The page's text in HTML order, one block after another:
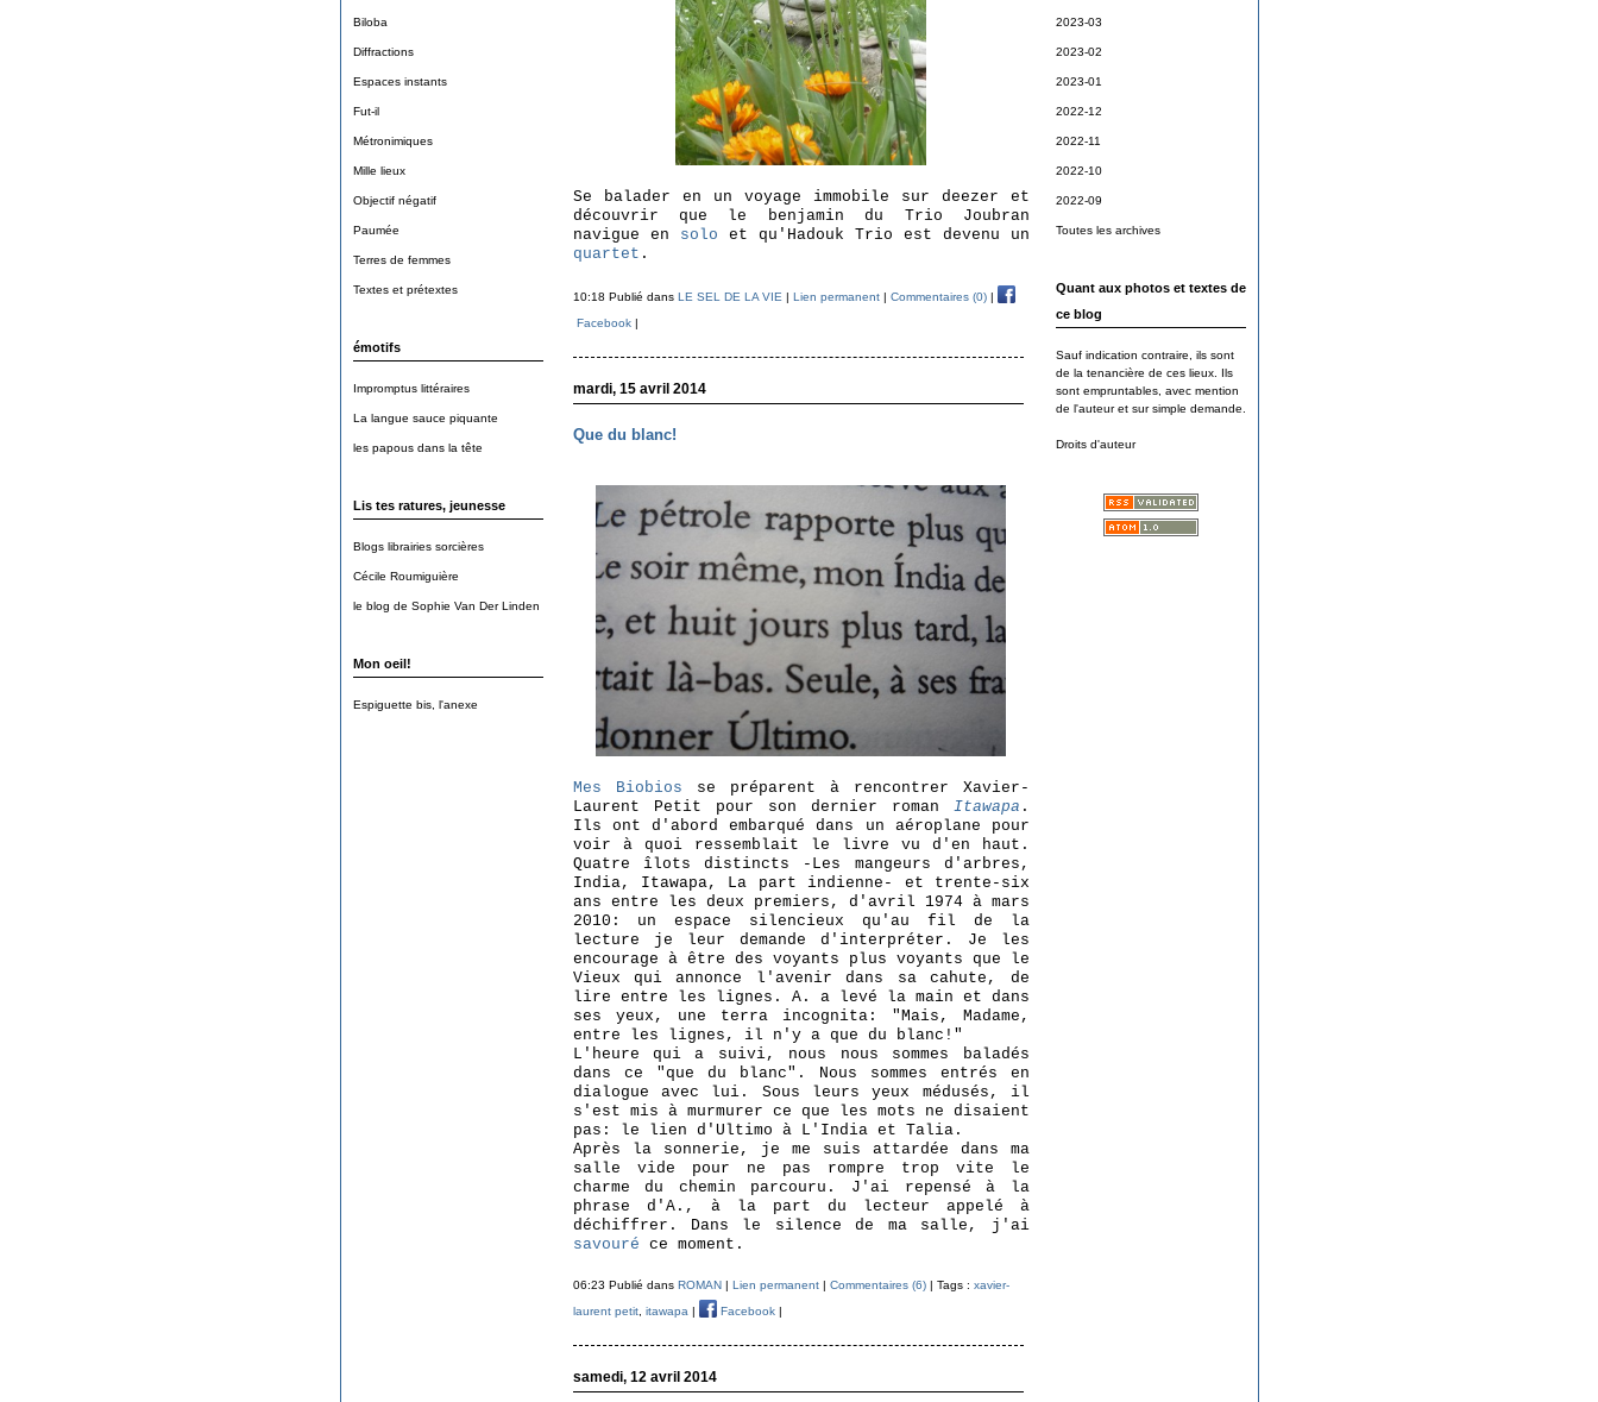
Biloba
Diffractions
Espaces instants
Fut-il
Métronimiques
Mille lieux
Objectif négatif
Paumée
Terres de femmes
Textes et prétextes
émotifs
Impromptus littéraires
La langue sauce piquante
les papous dans la tête
Lis tes ratures, jeunesse
Blogs librairies sorcières
Cécile Roumiguière
le blog de Sophie Van Der Linden
Mon oeil!
Espiguette bis, l'anexe
2023-03
2023-02
2023-01
2022-12
2022-11
2022-10
2022-09
Toutes les archives
Quant aux photos et textes de
ce blog
Sauf indication contraire, ils sont
de la tenancière de ces lieux. Ils
sont empruntables, avec mention
de l'auteur et sur simple demande.
Droits d'auteur
Se balader en un voyage immobile sur deezer et
découvrir que le benjamin du Trio Joubran
navigue en solo et qu'Hadouk Trio est devenu un
quartet .
10:18 Publié dans LE SEL DE LA VIE| Lien permanent| Commentaires (0)|
Facebook|
mardi, 15 avril 2014
Que du blanc!
Mes Biobios se préparent à rencontrer Xavier-
Laurent Petit pour son dernier roman Itawapa .
Ils ont d'abord embarqué dans un aéroplane pour
voir à quoi ressemblait le livre vu d'en haut.
Quatre îlots distincts -Les mangeurs d'arbres,
India, Itawapa, La part indienne- et trente-six
ans entre les deux premiers, d'avril 1974 à mars
2010: un espace silencieux qu'au fil de la
lecture je leur demande d'interpréter. Je les
encourage à être des voyants plus voyants que le
Vieux qui annonce l'avenir dans sa cahute, de
lire entre les lignes. A. a levé la main et dans
ses yeux, une terra incognita: "Mais, Madame,
entre les lignes, il n'y a que du blanc!"
L'heure qui a suivi, nous nous sommes baladés
dans ce "que du blanc". Nous sommes entrés en
dialogue avec lui. Sous leurs yeux médusés, il
s'est mis à murmurer ce que les mots ne disaient
pas: le lien d'Ultimo à L'India et Talia.
Après la sonnerie, je me suis attardée dans ma
salle vide pour ne pas rompre trop vite le
charme du chemin parcouru. J'ai repensé à la
phrase d'A., à la part du lecteur appelé à
déchiffrer. Dans le silence de ma salle, j'ai
savouré ce moment.
06:23 Publié dans ROMAN Lien permanent| Commentaires (6)| Tags : xavier-
laurent petit, itawapa| Facebook|
samedi, 12 avril 2014